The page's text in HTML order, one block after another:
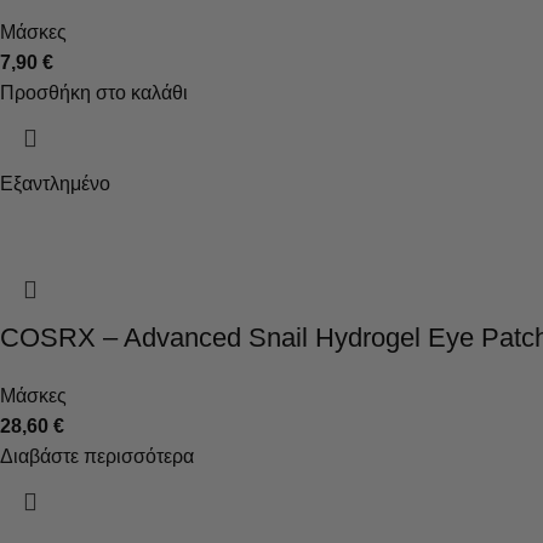
Μάσκες
7,90 €
Προσθήκη στο καλάθι
Εξαντλημένο
COSRX – Advanced Snail Hydrogel Eye
Μάσκες
28,60 €
Διαβάστε περισσότερα